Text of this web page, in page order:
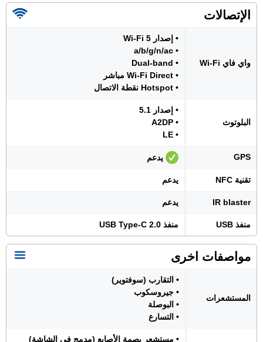
الإتصالات
واي فاي Wi-Fi
• إصدار Wi-Fi 5
• a/b/g/n/ac
• Dual-band
• Wi-Fi Direct مباشر
• Hotspot نقطة الاتصال
البلوتوث
• إصدار 5.1
• A2DP
• LE
GPS يدعم
تقنية NFC يدعم
IR blaster يدعم
منفذ USB منفذ USB Type-C 2.0
مواصفات اخرى
المستشعرات
• التقارب (سوفتوير)
• جيروسكوب
• البوصلة
• التسارع
• مستشعر بصمة الأصابع (مدمج في الشاشة)